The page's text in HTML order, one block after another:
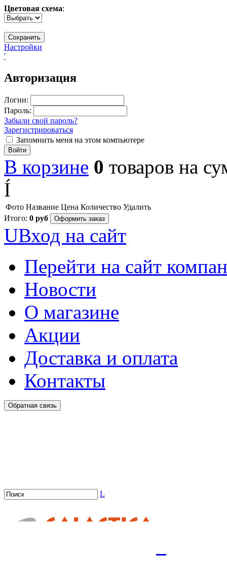
Цветовая схема:
Настройки
'
Авторизация
Логин:
Пароль:
Забыли свой пароль?
Зарегистрироваться
Запомнить меня на этом компьютере
Войти
В корзине 0 товаров на
Í
Фото Название Цена Количество Удалить
Итого: 0 руб Оформить заказ
UВход на сайт
Перейти на сайт
Новости
О магазине
Акции
Доставка и оплата
Контакты
Обратная связь
L